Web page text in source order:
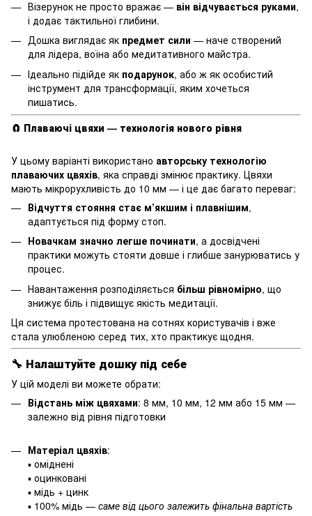
Візерунок не просто вражає — він відчувається руками,
і додає тактильної глибини.
Дошка виглядає як предмет сили — наче створений
для лідера, воїна або медитативного майстра.
Ідеально підійде як подарунок, або ж як особистий
інструмент для трансформації, яким хочеться
пишатись.
🧲 Плаваючі цвяхи — технологія нового рівня
У цьому варіанті використано авторську технологію
плаваючих цвяхів, яка справді змінює практику. Цвяхи
мають мікрорухливість до 10 мм — і це дає багато переваг:
Відчуття стояння стає м’якшим і плавнішим,
адаптується під форму стоп.
Новачкам значно легше починати, а досвідчені
практики можуть стояти довше і глибше занурюватись у
процес.
Навантаження розподіляється більш рівномірно, що
знижує біль і підвищує якість медитації.
Ця система протестована на сотнях користувачів і вже
стала улюбленою серед тих, хто практикує щодня.
🔧 Налаштуйте дошку під себе
У цій моделі ви можете обрати:
Відстань між цвяхами: 8 мм, 10 мм, 12 мм або 15 мм —
залежно від рівня підготовки
Матеріал цвяхів:
▪ оміднені
▪ оцинковані
▪ мідь + цинк
▪ 100% мідь — саме від цього залежить фінальна вартість